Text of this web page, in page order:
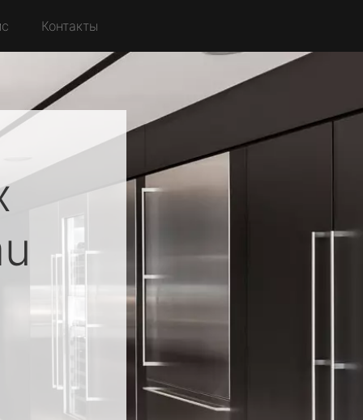
Контакты